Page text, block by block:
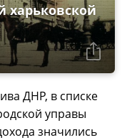
харьковской
ДНР, в списке
управы
значились